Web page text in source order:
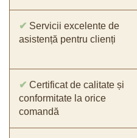
✔ Servicii excelente de
asistență pentru clienți
✔ Certificat de calitate și
conformitate la orice
comandă